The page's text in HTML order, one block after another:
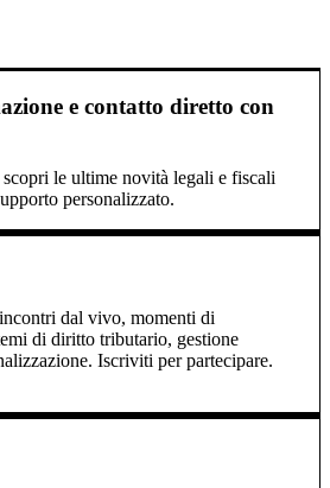
e contatto diretto con
le ultime novità legali e fiscali
personalizzato.
dal vivo, momenti di
di diritto tributario, gestione
Iscriviti per partecipare.